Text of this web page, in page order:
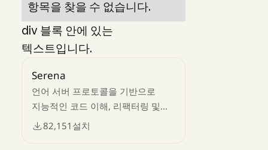
항목을 찾을 수 없습니다.
div 블록 안에 있는
텍스트입니다.
Serena
언어 서버 프로토콜을 기반으로
지능적인 코드 이해, 리팩터링 및
탐색을 지원하는 시맨틱 코드 분석
82,151 설치